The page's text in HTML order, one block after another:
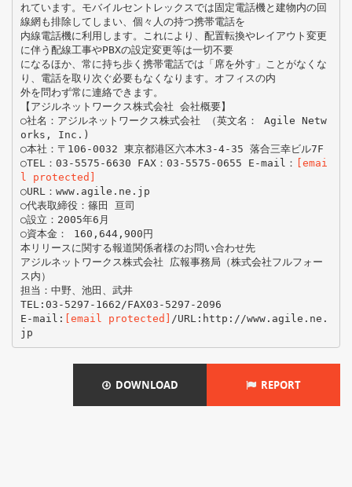
れています。モバイルセントレックスでは固定電話機と建物内の回
線網も排除してしまい、個々人の持つ携帯電話を
内線電話機に利用します。これにより、配置転換やレイアウト変更
に伴う配線工事やPBXの設定変更等は一切不要
になるほか、常に持ち歩く携帯電話では「席を外す」ことがなくな
り、電話を取り次ぐ必要もなくなります。オフィスの内
外を問わず常に連絡できます。
【アジルネットワークス株式会社 会社概要】
○社名：アジルネットワークス株式会社 （英文名： Agile Netw
orks, Inc.)
○本社：〒106-0032 東京都港区六本木3-4-35 落合三幸ビル7F
○TEL：03-5575-6630 FAX：03-5575-0655 E-mail： [emai
l protected]
○URL：www.agile.ne.jp
○代表取締役：篠田 亘司
○設立：2005年6月
○資本金： 160,644,900円
本リリースに関する報道関係者様のお問い合わせ先
アジルネットワークス株式会社 広報事務局（株式会社フルフォー
ス内）
担当：中野、池田、武井
TEL:03-5297-1662/FAX03-5297-2096
E-mail: [email protected] /URL:http://www.agile.ne.
DOWNLOAD REPORT